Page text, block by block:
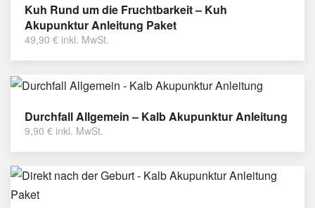
Kuh Rund um die Fruchtbarkeit – Kuh
Akupunktur Anleitung Paket
49,90 € inkl. MwSt.
Durchfall Allgemein – Kalb Akupunktur Anleitung
9,90 € inkl. MwSt.